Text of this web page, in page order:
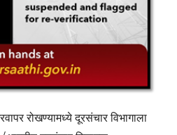
रोखण्यामध्ये दूरसंचार विभागाला